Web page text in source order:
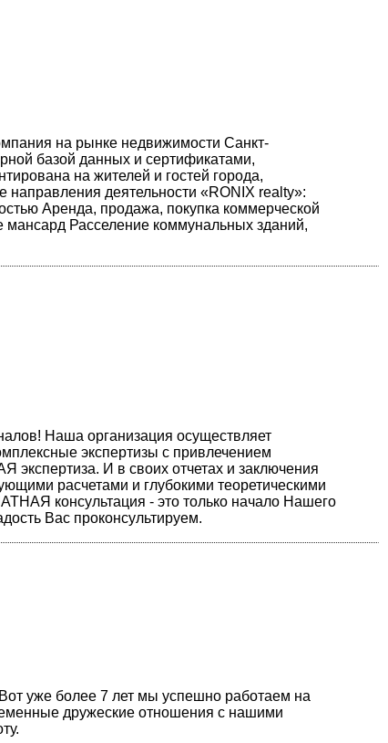
на рынке недвижимости Санкт-
базой данных и сертификатами,
на жителей и гостей города,
деятельности «RONIX realty»:
Аренда, продажа, покупка коммерческой
мансард Расселение коммунальных зданий,
Наша организация осуществляет
экспертизы с привлечением
И в своих отчетах и заключения
расчетами и глубокими теоретическими
консультация - это только начало Нашего
Вас проконсультируем.
уже более 7 лет мы успешно работаем на
дружеские отношения с нашими